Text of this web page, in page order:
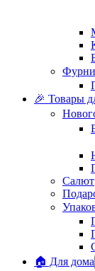
🎉 Товары
Салют
🏠 Для дома